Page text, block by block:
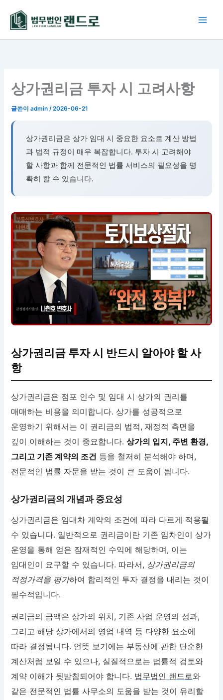
로
상가권리금 투자 시 고려사항
글쓴이admin/2026-06-21
상가권리금은 상가 임대 시 중요한 요소로 계산 방법
과 법적 규정이 매우 복잡합니다. 투자 시 고려해야
할 사항과 함께 전문적인 법률 서비스의 필요성을 명
확히 할 수 있습니다.
상가권리금 투자 시 반드시 알아야 할 사
항
상가권리금은 점포 인수 및 임대 시 상가의 권리를
매매하는 비용을 의미합니다. 상가를 성공적으로
운영하기 위해서는 이 권리금의 법적, 재정적 측면을
깊이 이해하는 것이 중요합니다.상가의 입지, 주변 환경,
그리고 기존 계약의 조건 등을 철저히 분석해야 하며,
전문적인 법률 자문을 받는 것이 큰 도움이 됩니다.
상가권리금의 개념과 중요성
상가권리금은 임대차 계약의 조건에 따라 다르게 적용될
수 있습니다. 일반적으로 권리금이란 기존 임차인이 상가
운영을 통해 얻은 잠재적인 수익에 해당하며, 이는
임대인이 요구할 수 있습니다. 따라서, 상가권리금의
적정가격을 평가하여 합리적인 투자 결정을 내리는 것이
필수적입니다.
권리금의 금액은 상가의 위치, 기존 사업 운영의 성과,
그리고 해당 상가에서의 영업 내역 등 다양한 요소에
따라 결정됩니다. 언뜻 보기에는 부동산에 관한 단순한
계산처럼 보일 수 있으나, 실질적으로는 법률적 검토와
계약 이해가 뒷받침되어야 합니다. 법무법인 랜드로와
같은 전문적인 법률 사무소의 도움을 받는 것이 유리할